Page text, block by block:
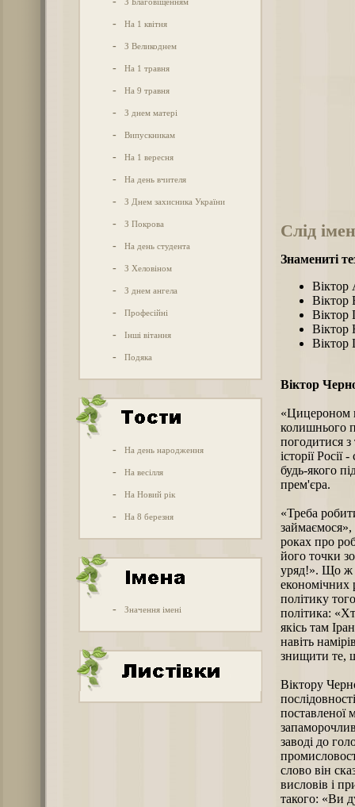
- На 1 квітня
- З Великоднем
- На 1 травня
- На 9 травня
- З днем матері
- Випускникам
- На 1 вересня
- На день вчителя
- З Днем захисника України
- З Покрова
- На день студента
- З Хеловіном
- З днем ангела
- Професійні
- Інші вітання
- Подяка
- На день народження
- На весілля
- На Новий рік
- На 8 березня
- Значення імені
Слід
Знамениті
Віктор
Віктор
Віктор
Віктор
Віктор
Віктор
«Цицероном
колишнього
погодитися
історії
будь-якого
прем'єра.
«Треба
роках про
його точки
уряд!». Що ж
політику
політика:
якісь там
навіть
знищити те,
Віктору
поставленої
заводі до
слово він
висловів і
такого: «Ви